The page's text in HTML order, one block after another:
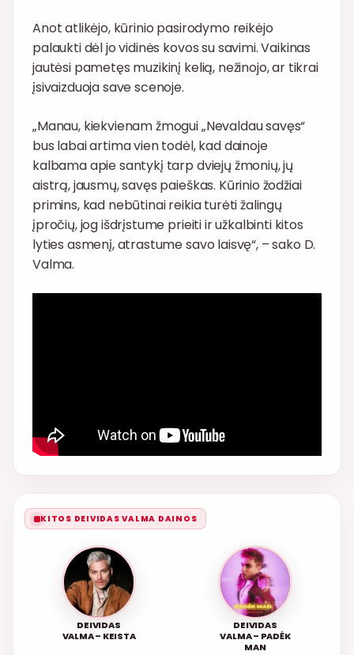
Anot atlikėjo, kūrinio pasirodymo reikėjo
palaukti dėl jo vidinės kovos su savimi. Vaikinas
jautėsi pametęs muzikinį kelią, nežinojo, ar tikrai
įsivaizduoja save scenoje.
„Manau, kiekvienam žmogui „Nevaldau savęs“
bus labai artima vien todėl, kad dainoje
kalbama apie santykį tarp dviejų žmonių, jų
aistrą, jausmų, savęs paieškas. Kūrinio žodžiai
primins, kad nebūtinai reikia turėti žalingų
įpročių, jog išdrįstume prieiti ir užkalbinti kitos
lyties asmenį, atrastume savo laisvę“, – sako D.
Valma.
KITOS DEIVIDAS VALMA DAINOS
DEIVIDAS
VALMA – KEISTA
DEIVIDAS
VALMA – PADĖK
MAN